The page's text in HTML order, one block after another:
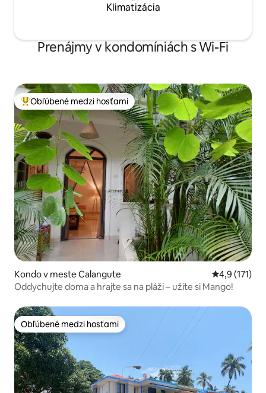
Klimatizácia
Prenájmy v kondomíniách s Wi-Fi
Najobľúbenejšie medzi hosťami
Obľúbené medzi hosťami
Kondo v meste Calangute Priemerné
4,9 (171)
Oddychujte doma a hrajte sa na pláži – užite si Mango!
Obľúbené medzi hosťami
Obľúbené medzi hosťami